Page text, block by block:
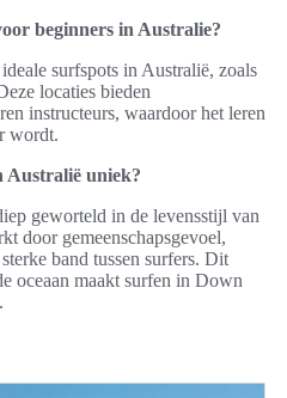
beginners in Australie?
surfspots in Australië, zoals
locaties bieden
instructeurs, waardoor het leren
wordt.
Australië uniek?
geworteld in de levensstijl van
door gemeenschapsgevoel,
band tussen surfers. Dit
oceaan maakt surfen in Down